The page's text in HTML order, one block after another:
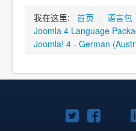
我在这里: 首页 / 语言包
Joomla 4 Language
Joomla! 4 - German
Twitter